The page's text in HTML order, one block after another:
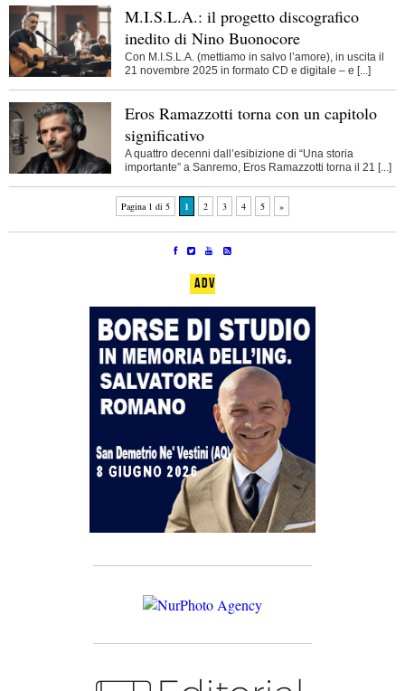
M.I.S.L.A.: il progetto discografico
inedito di Nino Buonocore
Con M.I.S.L.A. (mettiamo in salvo l’amore), in uscita il
21 novembre 2025 in formato CD e digitale – e [...]
Eros Ramazzotti torna con un capitolo
significativo
A quattro decenni dall’esibizione di “Una storia
importante” a Sanremo, Eros Ramazzotti torna il 21 [...]
Pagina 1 di 5 1 2 3 4 5 »
ADV